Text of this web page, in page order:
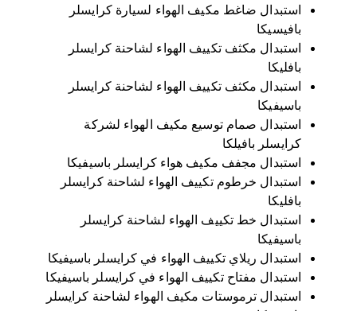
استبدال ضاغط مكيف الهواء لسيارة كرايسلر
بافيسيكا
استبدال مكثف تكييف الهواء لشاحنة كرايسلر
بافليكا
استبدال مكثف تكييف الهواء لشاحنة كرايسلر
باسيفيكا
استبدال صمام توسيع مكيف الهواء لشركة
كرايسلر بافيلكا
استبدال مجفف مكيف هواء كرايسلر باسيفيكا
استبدال خرطوم تكييف الهواء لشاحنة كرايسلر
بافليكا
استبدال خط تكييف الهواء لشاحنة كرايسلر
باسيفيكا
استبدال ريلاي تكييف الهواء في كرايسلر باسيفيكا
استبدال مفتاح تكييف الهواء في كرايسلر باسيفيكا
استبدال ترموستات مكيف الهواء لشاحنة كرايسلر